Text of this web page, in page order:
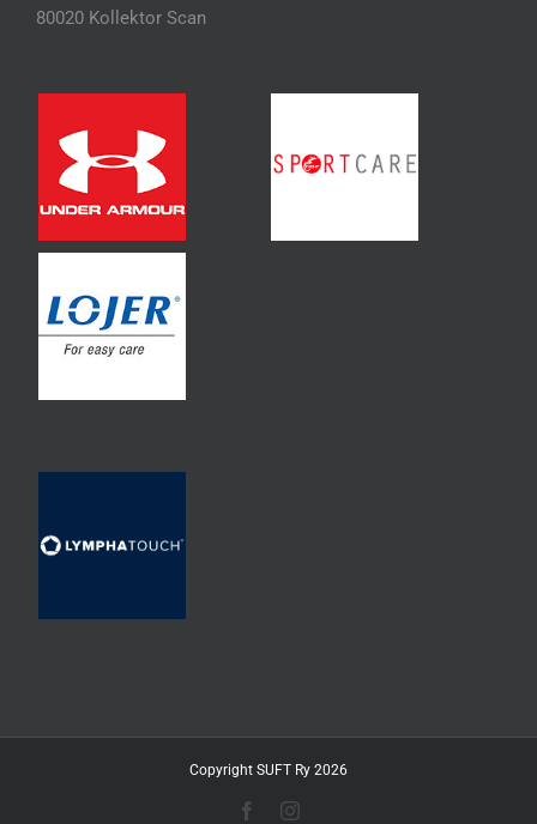
80020 Kollektor Scan
Copyright SUFT Ry 2026
FacebookInstagram